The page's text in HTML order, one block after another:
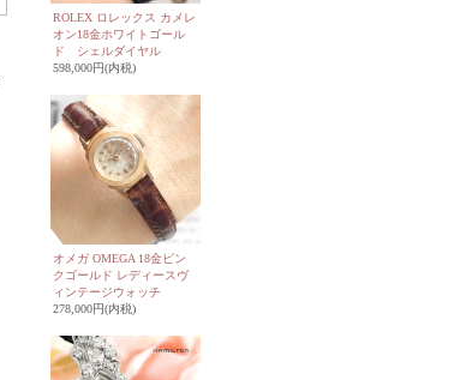
ROLEX ロレックス カメレ
オン18金ホワイトゴール
ド シェルダイヤル
598,000円(内税)
オメガ OMEGA 18金ピン
クゴールド レディースヴ
ィンテージウォッチ
278,000円(内税)